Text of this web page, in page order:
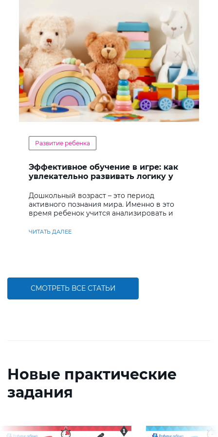
Развитие ребенка
Эффективное обучение в игре: как
увлекательно развивать логику у
Дошкольный возраст – это период
активного познания мира. Именно в это
время ребенок учится анализировать и
ЧИТАТЬ ДАЛЕЕ
СМОТРЕТЬ ВСЕ СТАТЬИ
Новые практические
задания